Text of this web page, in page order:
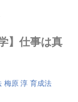
】仕事は真
梅原 淳 育成法